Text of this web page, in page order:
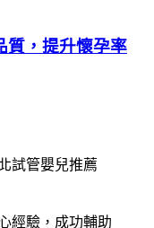
質，提升懷孕率
試管嬰兒推薦
經驗，成功輔助